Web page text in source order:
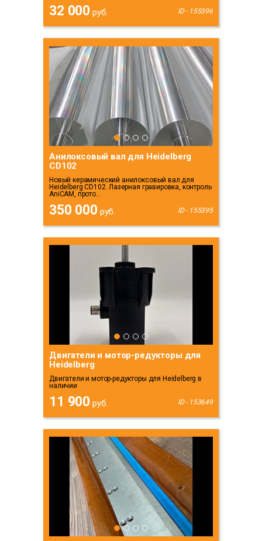
32 000 руб. ID - 155396
Анилоксовый вал для Heidelberg
CD102
Новый керамический анилоксовый вал для
Heidelberg CD102. Лазерная гравировка, контроль
AniCAM, прото...
350 000 руб. ID - 155395
Двигатели и мотор-редукторы для
Heidelberg
Двигатели и мотор-редукторы для Heidelberg в
наличии
11 900 руб. ID - 153649